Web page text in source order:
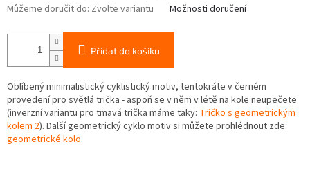
Můžeme doručit do: Zvolte variantu Možnosti doručení
Přidat do košíku
Oblíbený minimalistický cyklistický motiv, tentokráte v černém
provedení pro světlá trička - aspoň se v něm v létě na kole neupečete
(inverzní variantu pro tmavá trička máme taky: Tričko s geometrickým
kolem 2). Další geometrický cyklo motiv si můžete prohlédnout zde:
geometrické kolo.